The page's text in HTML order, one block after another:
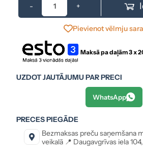
- +
Pievienot vēlmju
Maksā pa daļām 3 x
UZDOT JAUTĀJUMU PAR PRECI
WhatsApp
PRECES PIEGĀDE
Bezmaksas preču saņemšana
veikalā 📍 Daugavgrīvas iela